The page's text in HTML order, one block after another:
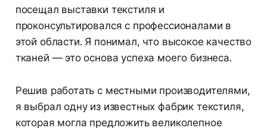
посещал выставки текстиля и
проконсультировался с профессионалами в
этой области. Я понимал, что высокое качество
тканей — это основа успеха моего бизнеса.
Решив работать с местными производителями,
я выбрал одну из известных фабрик текстиля,
которая могла предложить великолепное